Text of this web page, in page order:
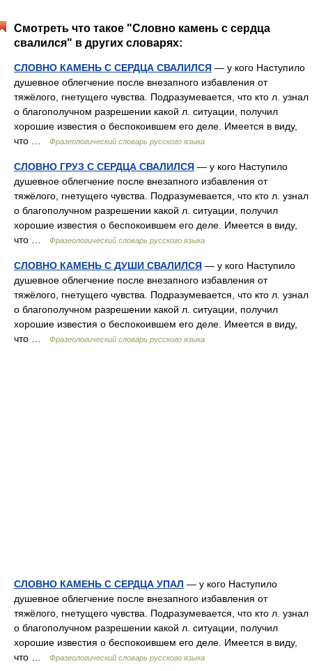
Смотреть что такое "Словно камень с сердца
свалился" в других словарях:
СЛОВНО КАМЕНЬ С СЕРДЦА СВАЛИЛСЯ — у кого Наступило
душевное облегчение после внезапного избавления от
тяжёлого, гнетущего чувства. Подразумевается, что кто л. узнал
о благополучном разрешении какой л. ситуации, получил
хорошие известия о беспокоившем его деле. Имеется в виду,
что …
Фразеологический словарь русского языка
СЛОВНО ГРУЗ С СЕРДЦА СВАЛИЛСЯ — у кого Наступило
душевное облегчение после внезапного избавления от
тяжёлого, гнетущего чувства. Подразумевается, что кто л. узнал
о благополучном разрешении какой л. ситуации, получил
хорошие известия о беспокоившем его деле. Имеется в виду,
что …
Фразеологический словарь русского языка
СЛОВНО КАМЕНЬ С ДУШИ СВАЛИЛСЯ — у кого Наступило
душевное облегчение после внезапного избавления от
тяжёлого, гнетущего чувства. Подразумевается, что кто л. узнал
о благополучном разрешении какой л. ситуации, получил
хорошие известия о беспокоившем его деле. Имеется в виду,
что …
Фразеологический словарь русского языка
СЛОВНО КАМЕНЬ С СЕРДЦА УПАЛ — у кого Наступило
душевное облегчение после внезапного избавления от
тяжёлого, гнетущего чувства. Подразумевается, что кто л. узнал
о благополучном разрешении какой л. ситуации, получил
хорошие известия о беспокоившем его деле. Имеется в виду,
что …
Фразеологический словарь русского языка